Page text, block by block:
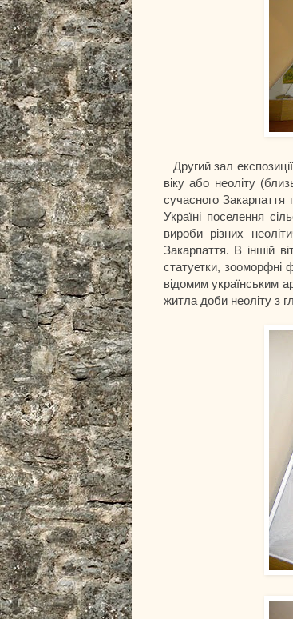
Другий зал
віку або неоліту
сучасного Закарпаття
Україні поселення
вироби різних
Закарпаття. В іншій
статуетки, зооморфні
відомим українським
житла доби неоліту з